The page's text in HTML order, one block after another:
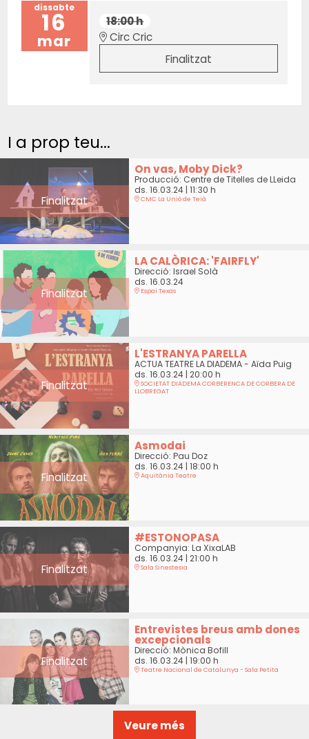
dissabte
16
mar
18:00 h
Circ Cric
Finalitzat
I a prop teu...
Finalitzat
On vas, Moby Dick?
Producció: Centre de Titelles de LLeida
ds. 16.03.24| 11:30 h
CMC La Unió de Teià
Finalitzat
LA CALÒRICA: 'FAIRFLY'
Direcció: Israel Solà
ds. 16.03.24
Espai Texas
Finalitzat
L'ESTRANYA PARELLA
ACTUA TEATRE LA DIADEMA - Aïda Puig
ds. 16.03.24| 20:00 h
SOCIETAT DIADEMA CORBERENCA DE CORBERA DE
LLOBREGAT
Finalitzat
Asmodai
Direcció: Pau Doz
ds. 16.03.24| 18:00 h
Aquitània Teatre
Finalitzat
#ESTONOPASA
Companyia: La XixaLAB
ds. 16.03.24| 21:00 h
Sala Sinestesia
Finalitzat
Entrevistes breus amb dones
excepcionals
Direcció: Mònica Bofill
ds. 16.03.24| 19:00 h
Teatre Nacional de Catalunya - Sala Petita
Veure més